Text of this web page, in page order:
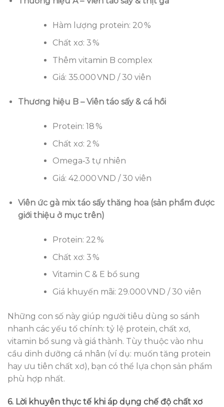
Hàm lượng protein: 20 %
Chất xơ: 3 %
Thêm vitamin B complex
Giá: 35.000 VND / 30 viên
Thương hiệu B – Viên táo sấy & cá hồi
Protein: 18 %
Chất xơ: 2 %
Omega‑3 tự nhiên
Giá: 42.000 VND / 30 viên
Viên ức gà mix táo sấy thăng hoa (sản phẩm được
giới thiệu ở mục trên)
Protein: 22 %
Chất xơ: 3 %
Vitamin C & E bổ sung
Giá khuyến mãi: 29.000 VND / 30 viên
Những con số này giúp người tiêu dùng so sánh
nhanh các yếu tố chính: tỷ lệ protein, chất xơ,
vitamin bổ sung và giá thành. Tùy thuộc vào nhu
cầu dinh dưỡng cá nhân (ví dụ: muốn tăng protein
hay ưu tiên chất xơ), bạn có thể lựa chọn sản phẩm
phù hợp nhất.
6. Lời khuyên thực tế khi áp dụng chế độ chất xơ